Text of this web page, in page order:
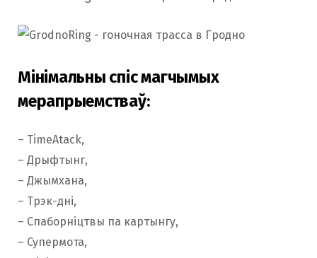
Мінімальны спіс магчымых
мерапрыемстваў:
– TimeAtack,
– Дрыфтынг,
– Джымхана,
– Трэк-дні,
– Спаборніцтвы па картынгу,
– Супермота,